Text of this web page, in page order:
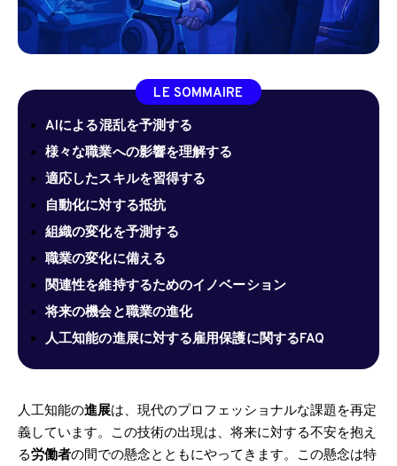
LE SOMMAIRE
AIによる混乱を予測する
様々な職業への影響を理解する
適応したスキルを習得する
自動化に対する抵抗
組織の変化を予測する
職業の変化に備える
関連性を維持するためのイノベーション
将来の機会と職業の進化
人工知能の進展に対する雇用保護に関するFAQ
人工知能の進展は、現代のプロフェッショナルな課題を再定
義しています。この技術の出現は、将来に対する不安を抱え
る労働者の間での懸念とともにやってきます。この懸念は特